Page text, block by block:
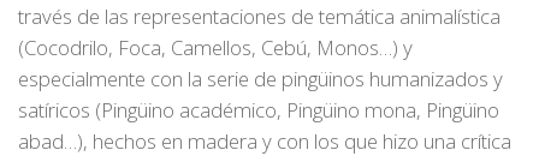
través de las representaciones de temática animalística
(Cocodrilo, Foca, Camellos, Cebú, Monos…) y
especialmente con la serie de pingüinos humanizados y
satíricos (Pingüino académico, Pingüino mona, Pingüino
abad…), hechos en madera y con los que hizo una crítica